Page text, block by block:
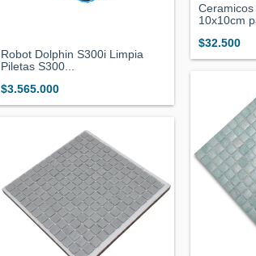
Robot Dolphin S300i Limpia
Piletas S300...
$3.565.000
10x10cm
$32.500